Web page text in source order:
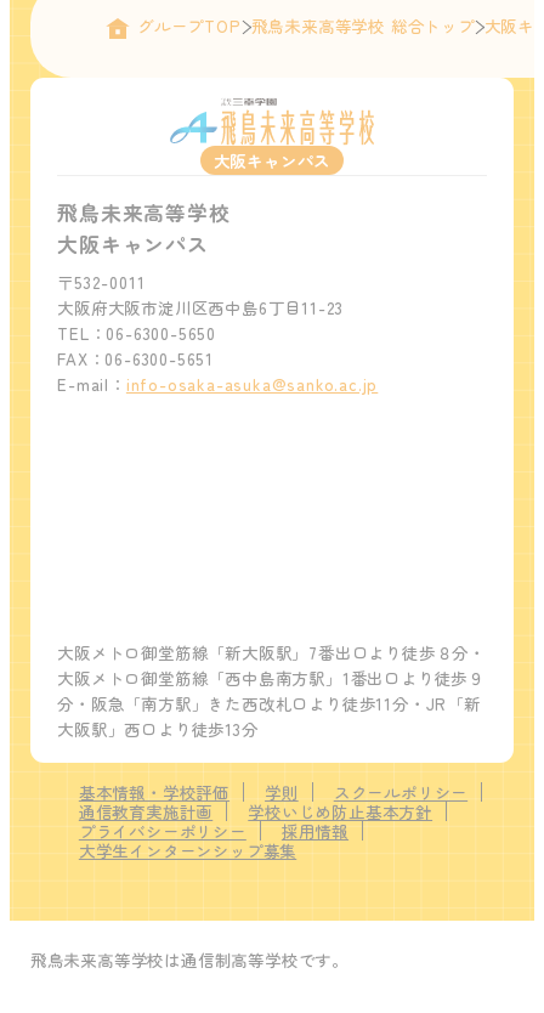
グループTOP 飛鳥未来高等学校 総合トップ 大阪キ
大阪キャンパス
飛鳥未来高等学校
大阪キャンパス
〒532-0011
大阪府大阪市淀川区西中島6丁目11-23
TEL：06-6300-5650
FAX：06-6300-5651
E-mail： info-osaka-asuka@sanko.ac.jp
大阪メトロ御堂筋線「新大阪駅」7番出口より徒歩８分・
大阪メトロ御堂筋線「西中島南方駅」1番出口より徒歩９
分・阪急「南方駅」きた西改札口より徒歩11分・JR「新
大阪駅」西口より徒歩13分
基本情報・学校評価 学則
スクールポリシー
通信教育実施計画
学校いじめ防止基本方針
プライバシーポリシー
採用情報
大学生インターンシップ募集
飛鳥未来高等学校は通信制高等学校です。